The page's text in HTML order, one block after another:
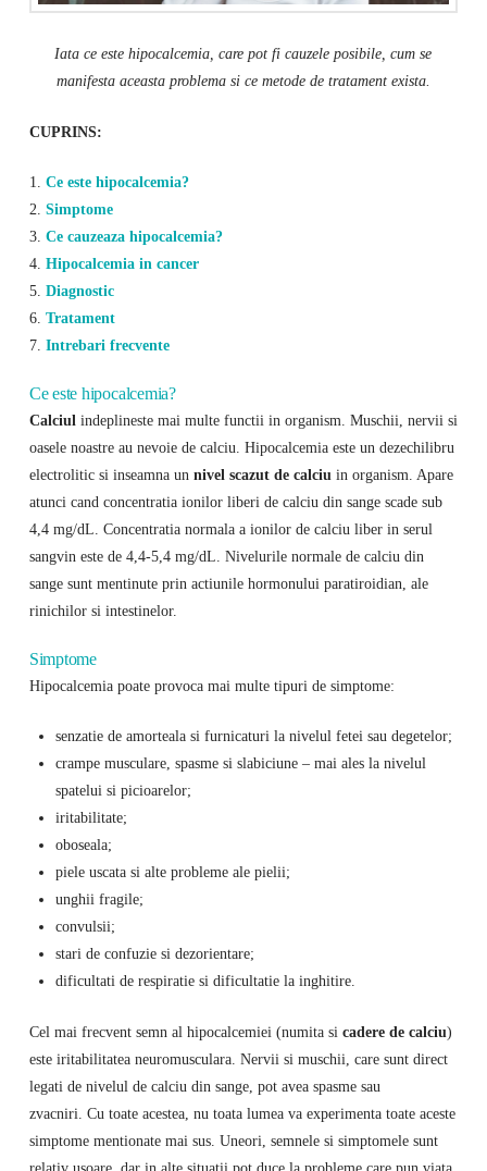
Iata ce este hipocalcemia, care pot fi cauzele posibile, cum se
manifesta aceasta problema si ce metode de tratament exista.
CUPRINS:
1. Ce este hipocalcemia?
2. Simptome
3. Ce cauzeaza hipocalcemia?
4. Hipocalcemia in cancer
5. Diagnostic
6. Tratament
7. Intrebari frecvente
Ce este hipocalcemia?
Calciul indeplineste mai multe functii in organism. Muschii, nervii si
oasele noastre au nevoie de calciu. Hipocalcemia este un dezechilibru
electrolitic si inseamna un nivel scazut de calciu in organism. Apare
atunci cand concentratia ionilor liberi de calciu din sange scade sub
4,4 mg/dL. Concentratia normala a ionilor de calciu liber in serul
sangvin este de 4,4-5,4 mg/dL. Nivelurile normale de calciu din
sange sunt mentinute prin actiunile hormonului paratiroidian, ale
rinichilor si intestinelor.
Simptome
Hipocalcemia poate provoca mai multe tipuri de simptome:
senzatie de amorteala si furnicaturi la nivelul fetei sau degetelor;
crampe musculare, spasme si slabiciune – mai ales la nivelul
spatelui si picioarelor;
iritabilitate;
oboseala;
piele uscata si alte probleme ale pielii;
unghii fragile;
convulsii;
stari de confuzie si dezorientare;
dificultati de respiratie si dificultatie la inghitire.
Cel mai frecvent semn al hipocalcemiei (numita si cadere de calciu)
este iritabilitatea neuromusculara. Nervii si muschii, care sunt direct
legati de nivelul de calciu din sange, pot avea spasme sau
zvacniri. Cu toate acestea, nu toata lumea va experimenta toate aceste
simptome mentionate mai sus. Uneori, semnele si simptomele sunt